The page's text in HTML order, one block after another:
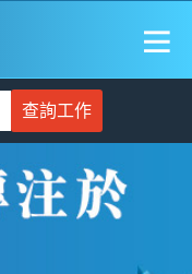
查詢工作